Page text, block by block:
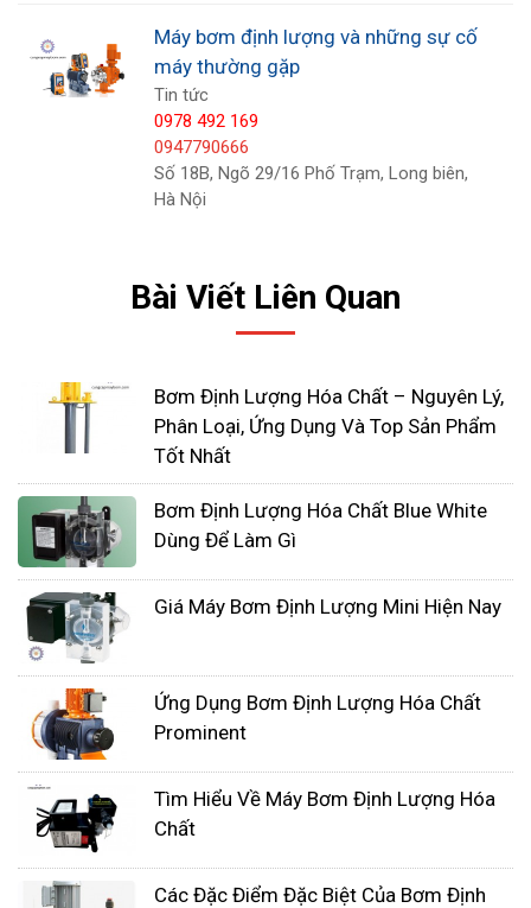
nhiều sự cố do nhiều nguyên nhân khác nhau gây
nên. Do chất lượng bơm, do sử dụng không đúng
cách, do chọn sai bơm hoặc do bơm đã đến thời
hạn hư hỏng. Khi gặp phải những sự cố này, người
sử dụng có thể tự tìm hiểu khắc phục hoặc nhờ sự
trợ giúp, hỗ trợ từ các đơn vị bảo hành. Xem
Chảy dầu trong bơm
Biểu hiện:
quan sát bằng mắt thường và phát hiện nếu
thường xuyên kiểm tra bơm.
Nguyên nhân:có nhiều nguyên nhân dẫn
đến sự cố này tuy nhiên trong đó có 3
nguyên nhân cơ bản. Do phớt vỡ do có cặn
bẩn bào bơm, do gioăng bị vỡ, màng bơm
rách do cặn bẩn vào bơm.
Máy bơm định lượng và những sự cố
máy thường gặp
Tin tức
0978 492 169
0947790666
Số 18B, Ngõ 29/16 Phố Trạm, Long biên,
Hà Nội
Bài Viết Liên Quan
Bơm Định Lượng Hóa Chất – Nguyên Lý,
Phân Loại, Ứng Dụng Và Top Sản Phẩm
Tốt Nhất
Bơm Định Lượng Hóa Chất Blue White
Dùng Để Làm Gì
Giá Máy Bơm Định Lượng Mini Hiện Nay
Ứng Dụng Bơm Định Lượng Hóa Chất
Prominent
Tìm Hiểu Về Máy Bơm Định Lượng Hóa
Chất
Các Đặc Điểm Đặc Biệt Của Bơm Định